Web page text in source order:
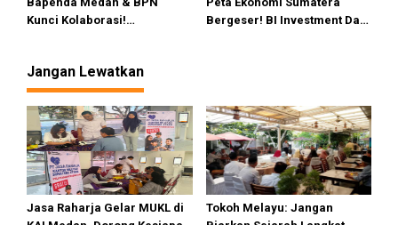
Kunci Kolaborasi!
BPHTB
Bergeser! BI Investment Day
Jangan Lewatkan
Jasa Raharja Gelar MUKL di
Tokoh Melayu: Jangan